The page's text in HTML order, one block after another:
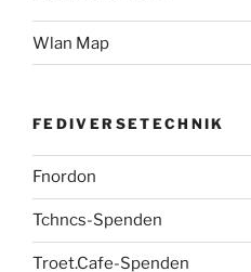
Wlan Map
FEDIVERSETECHNIK
Fnordon
Tchncs-Spenden
Troet.Cafe-Spenden